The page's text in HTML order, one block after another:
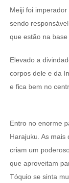
Meiji foi
sendo
que estão na
Elevado a
corpos dele e da
e fica bem no
Entro no enorme
Harajuku. As
criam um
que aproveitam
Tóquio se sinta